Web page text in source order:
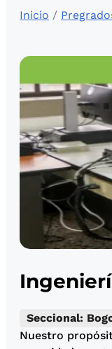
Inicio /
Seccional:
Nuestro